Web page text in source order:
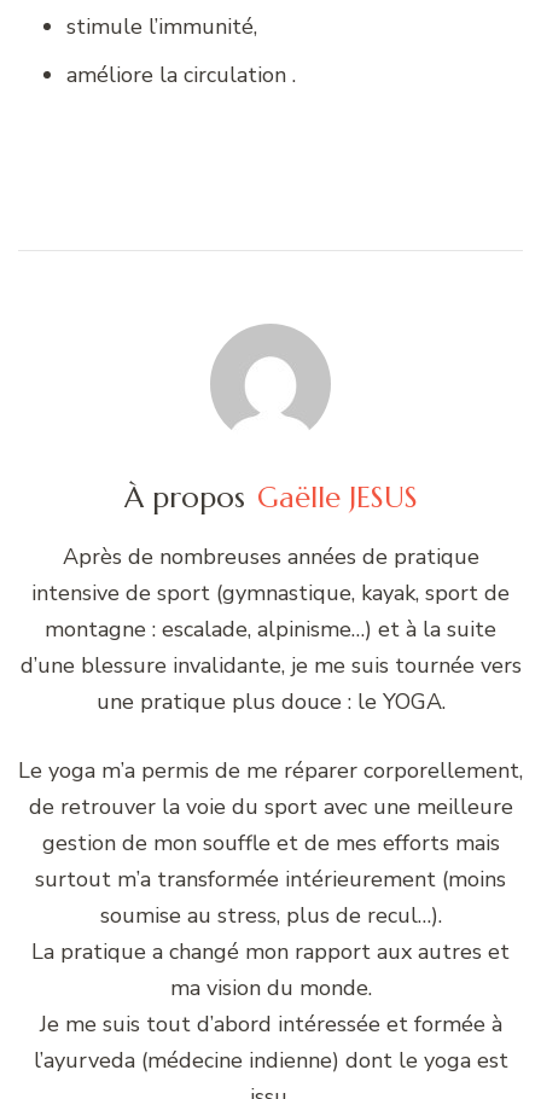
stimule l’immunité,
améliore la circulation .
À propos Gaëlle JESUS
Après de nombreuses années de pratique
intensive de sport (gymnastique, kayak, sport de
montagne : escalade, alpinisme…) et à la suite
d’une blessure invalidante, je me suis tournée vers
une pratique plus douce : le YOGA.
Le yoga m’a permis de me réparer corporellement,
de retrouver la voie du sport avec une meilleure
gestion de mon souffle et de mes efforts mais
surtout m’a transformée intérieurement (moins
soumise au stress, plus de recul…).
La pratique a changé mon rapport aux autres et
ma vision du monde.
Je me suis tout d’abord intéressée et formée à
l’ayurveda (médecine indienne) dont le yoga est